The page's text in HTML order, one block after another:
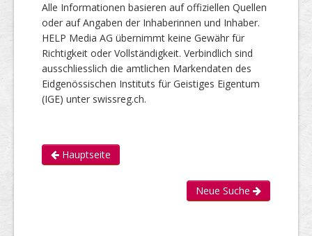
Alle Informationen basieren auf offiziellen Quellen
oder auf Angaben der Inhaberinnen und Inhaber.
HELP Media AG übernimmt keine Gewähr für
Richtigkeit oder Vollständigkeit. Verbindlich sind
ausschliesslich die amtlichen Markendaten des
Eidgenössischen Instituts für Geistiges Eigentum
(IGE) unter swissreg.ch.
Hauptseite
Neue Suche